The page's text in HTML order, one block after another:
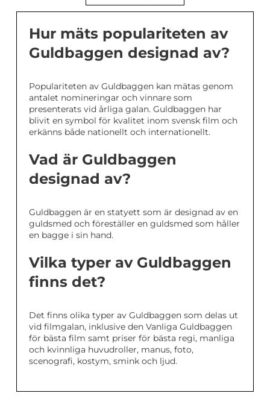
Hur mäts populariteten av
Guldbaggen designad av?
Populariteten av Guldbaggen kan mätas genom
antalet nomineringar och vinnare som
presenterats vid årliga galan. Guldbaggen har
blivit en symbol för kvalitet inom svensk film och
erkänns både nationellt och internationellt.
Vad är Guldbaggen
designad av?
Guldbaggen är en statyett som är designad av en
guldsmed och föreställer en guldsmed som håller
en bagge i sin hand.
Vilka typer av Guldbaggen
finns det?
Det finns olika typer av Guldbaggen som delas ut
vid filmgalan, inklusive den Vanliga Guldbaggen
för bästa film samt priser för bästa regi, manliga
och kvinnliga huvudroller, manus, foto,
scenografi, kostym, smink och ljud.